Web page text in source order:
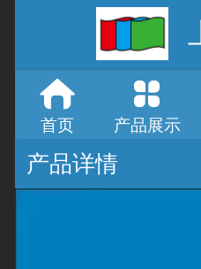
首页 产品展示
产品详情